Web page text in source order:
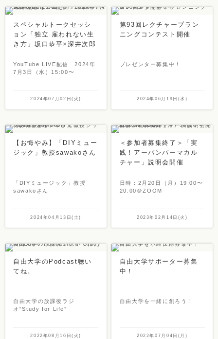
スペシャルトークセッシ
ョン「独立 雇われない生
き方」坂口恭平×深井次郎
YouTube LIVE配信 2024年
7月3日（水）15:00〜
2024年07月02日(火)
第93回レクチャープラン
ニングコンテスト開催
プレゼンター募集中！
2024年06月19日(水)
【お悔やみ】「DIYミュー
ジック」教授sawakoさん
「DIYミュージック」教授
sawakoさん
2024年04月13日(土)
＜参加者募集終了＞「実
践！アーバンパーマカル
チャー」説明会開催
日時：2月20日（月）19:00〜
20:00＠ZOOM
2023年02月14日(火)
自由大学のPodcast聴い
てね。
自由大学の放課後ラジ
オ“Study for Life”
2022年08月16日(火)
自由大学サポーター募集
中！
自由大学を一緒に創ろう！
2022年07月04日(月)